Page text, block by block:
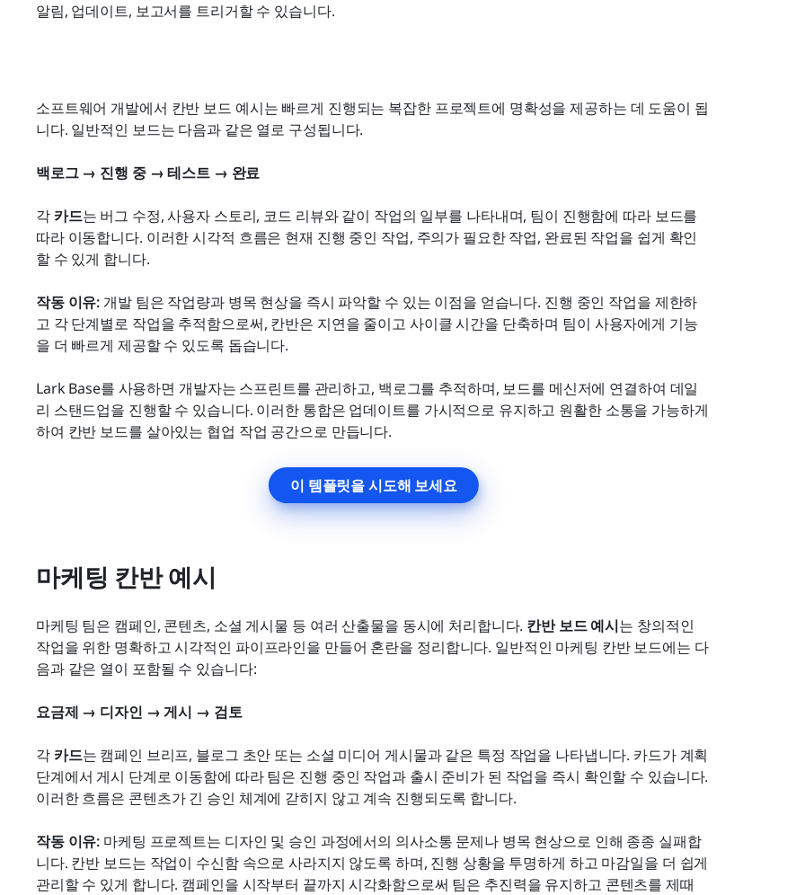
알림, 업데이트, 보고서를 트리거할 수 있습니다.
소프트웨어 개발에서 칸반 보드 예시는 빠르게 진행되는 복잡한 프로젝트에 명확성을 제공하는 데 도움이 됩
니다. 일반적인 보드는 다음과 같은 열로 구성됩니다.
백로그 → 진행 중 → 테스트 → 완료
각 카드는 버그 수정, 사용자 스토리, 코드 리뷰와 같이 작업의 일부를 나타내며, 팀이 진행함에 따라 보드를
따라 이동합니다. 이러한 시각적 흐름은 현재 진행 중인 작업, 주의가 필요한 작업, 완료된 작업을 쉽게 확인
할 수 있게 합니다.
작동 이유: 개발 팀은 작업량과 병목 현상을 즉시 파악할 수 있는 이점을 얻습니다. 진행 중인 작업을 제한하
고 각 단계별로 작업을 추적함으로써, 칸반은 지연을 줄이고 사이클 시간을 단축하며 팀이 사용자에게 기능
을 더 빠르게 제공할 수 있도록 돕습니다.
Lark Base를 사용하면 개발자는 스프린트를 관리하고, 백로그를 추적하며, 보드를 메신저에 연결하여 데일
리 스탠드업을 진행할 수 있습니다. 이러한 통합은 업데이트를 가시적으로 유지하고 원활한 소통을 가능하게
하여 칸반 보드를 살아있는 협업 작업 공간으로 만듭니다.
이 템플릿을 시도해 보세요
마케팅 칸반 예시
마케팅 팀은 캠페인, 콘텐츠, 소셜 게시물 등 여러 산출물을 동시에 처리합니다. 칸반 보드 예시는 창의적인
작업을 위한 명확하고 시각적인 파이프라인을 만들어 혼란을 정리합니다. 일반적인 마케팅 칸반 보드에는 다
음과 같은 열이 포함될 수 있습니다:
요금제 → 디자인 → 게시 → 검토
각 카드는 캠페인 브리프, 블로그 초안 또는 소셜 미디어 게시물과 같은 특정 작업을 나타냅니다. 카드가 계획
단계에서 게시 단계로 이동함에 따라 팀은 진행 중인 작업과 출시 준비가 된 작업을 즉시 확인할 수 있습니다.
이러한 흐름은 콘텐츠가 긴 승인 체계에 갇히지 않고 계속 진행되도록 합니다.
작동 이유: 마케팅 프로젝트는 디자인 및 승인 과정에서의 의사소통 문제나 병목 현상으로 인해 종종 실패합
니다. 칸반 보드는 작업이 수신함 속으로 사라지지 않도록 하며, 진행 상황을 투명하게 하고 마감일을 더 쉽게
관리할 수 있게 합니다. 캠페인을 시작부터 끝까지 시각화함으로써 팀은 추진력을 유지하고 콘텐츠를 제때